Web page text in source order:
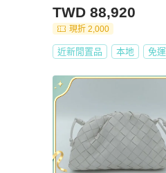
TWD 88,920
現折 2,000
近新閒置品 本地 免運